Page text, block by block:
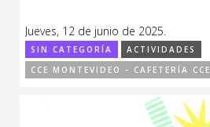
Jueves, 12 de junio de 2025.
SIN CATEGORÍA
ACTIVIDADES
CCE MONTEVIDEO - CAFETERÍA CCE